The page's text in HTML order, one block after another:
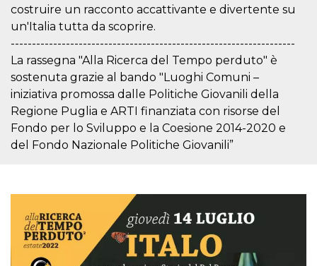
costruire un racconto accattivante e divertente su
un'Italia tutta da scoprire.
-------------------------------------------------------------------
La rassegna "Alla Ricerca del Tempo perduto" è
sostenuta grazie al bando "Luoghi Comuni –
iniziativa promossa dalle Politiche Giovanili della
Regione Puglia e ARTI finanziata con risorse del
Fondo per lo Sviluppo e la Coesione 2014-2020 e
del Fondo Nazionale Politiche Giovanili”